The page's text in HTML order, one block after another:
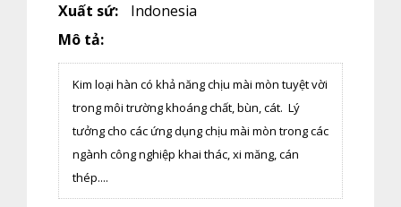
Xuất sứ:
Indonesia
Mô tả:
Kim loại hàn có khả năng chịu mài mòn tuyệt vời
trong môi trường khoáng chất, bùn, cát. Lý
tưởng cho các ứng dụng chịu mài mòn trong các
ngành công nghiệp khai thác, xi măng, cán
thép....